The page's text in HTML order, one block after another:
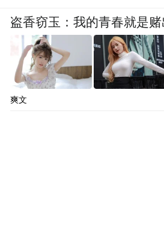
盗香窃玉：我的青春就是
爽文